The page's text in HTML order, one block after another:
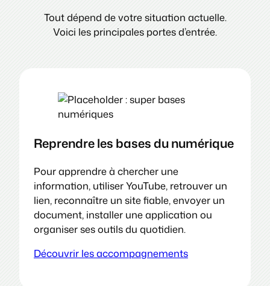
Tout dépend de votre situation actuelle.
Voici les principales portes d’entrée.
Reprendre les bases du numérique
Pour apprendre à chercher une
information, utiliser YouTube, retrouver un
lien, reconnaître un site fiable, envoyer un
document, installer une application ou
organiser ses outils du quotidien.
Découvrir les accompagnements